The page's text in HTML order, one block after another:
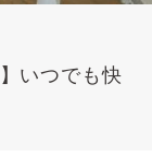
いつでも快